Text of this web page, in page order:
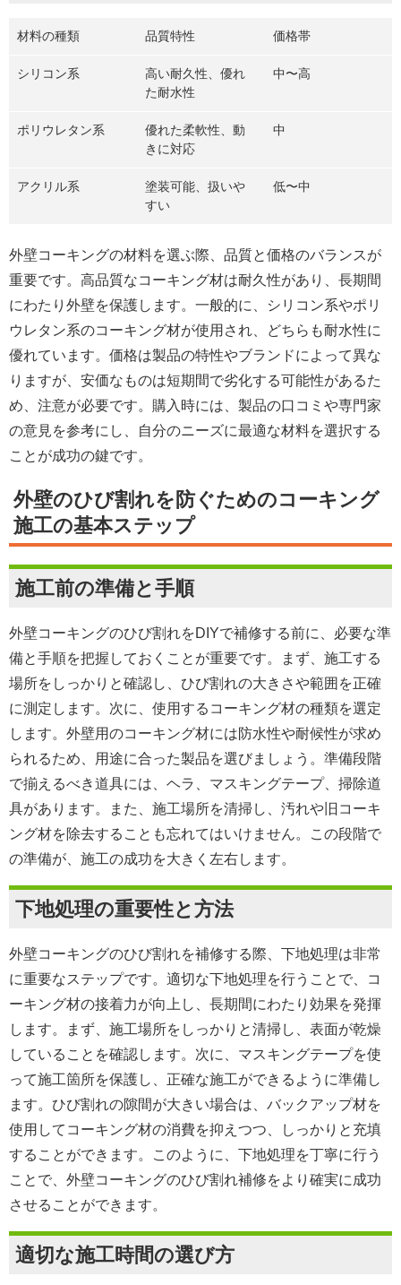
材料の種類 品質特性 価格帯
シリコン系
高い耐久性、優れ
た耐水性
中〜高
ポリウレタン系
優れた柔軟性、動
きに対応
中
アクリル系
塗装可能、扱いや
すい
低〜中
外壁コーキングの材料を選ぶ際、品質と価格のバランスが
重要です。高品質なコーキング材は耐久性があり、長期間
にわたり外壁を保護します。一般的に、シリコン系やポリ
ウレタン系のコーキング材が使用され、どちらも耐水性に
優れています。価格は製品の特性やブランドによって異な
りますが、安価なものは短期間で劣化する可能性があるた
め、注意が必要です。購入時には、製品の口コミや専門家
の意見を参考にし、自分のニーズに最適な材料を選択する
ことが成功の鍵です。
外壁のひび割れを防ぐためのコーキング
施工の基本ステップ
施工前の準備と手順
外壁コーキングのひび割れをDIYで補修する前に、必要な準
備と手順を把握しておくことが重要です。まず、施工する
場所をしっかりと確認し、ひび割れの大きさや範囲を正確
に測定します。次に、使用するコーキング材の種類を選定
します。外壁用のコーキング材には防水性や耐候性が求め
られるため、用途に合った製品を選びましょう。準備段階
で揃えるべき道具には、ヘラ、マスキングテープ、掃除道
具があります。また、施工場所を清掃し、汚れや旧コーキ
ング材を除去することも忘れてはいけません。この段階で
の準備が、施工の成功を大きく左右します。
下地処理の重要性と方法
外壁コーキングのひび割れを補修する際、下地処理は非常
に重要なステップです。適切な下地処理を行うことで、コ
ーキング材の接着力が向上し、長期間にわたり効果を発揮
します。まず、施工場所をしっかりと清掃し、表面が乾燥
していることを確認します。次に、マスキングテープを使
って施工箇所を保護し、正確な施工ができるように準備し
ます。ひび割れの隙間が大きい場合は、バックアップ材を
使用してコーキング材の消費を抑えつつ、しっかりと充填
することができます。このように、下地処理を丁寧に行う
ことで、外壁コーキングのひび割れ補修をより確実に成功
させることができます。
適切な施工時間の選び方